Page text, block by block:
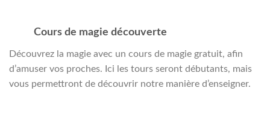
Cours de magie découverte
Découvrez la magie avec un cours de magie gratuit, afin
d’amuser vos proches. Ici les tours seront débutants, mais
vous permettront de découvrir notre manière d’enseigner.